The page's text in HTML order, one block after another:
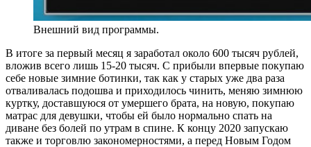
Внешний вид программы.
В итоге за первый месяц я заработал около 600 тысяч рублей,
вложив всего лишь 15-20 тысяч. С прибыли впервые покупаю
себе новые зимние ботинки, так как у старых уже два раза
отваливалась подошва и приходилось чинить, меняю зимнюю
куртку, доставшуюся от умершего брата, на новую, покупаю
матрас для девушки, чтобы ей было нормально спать на
диване без болей по утрам в спине. К концу 2020 запускаю
также и торговлю закономерностями, а перед Новым Годом